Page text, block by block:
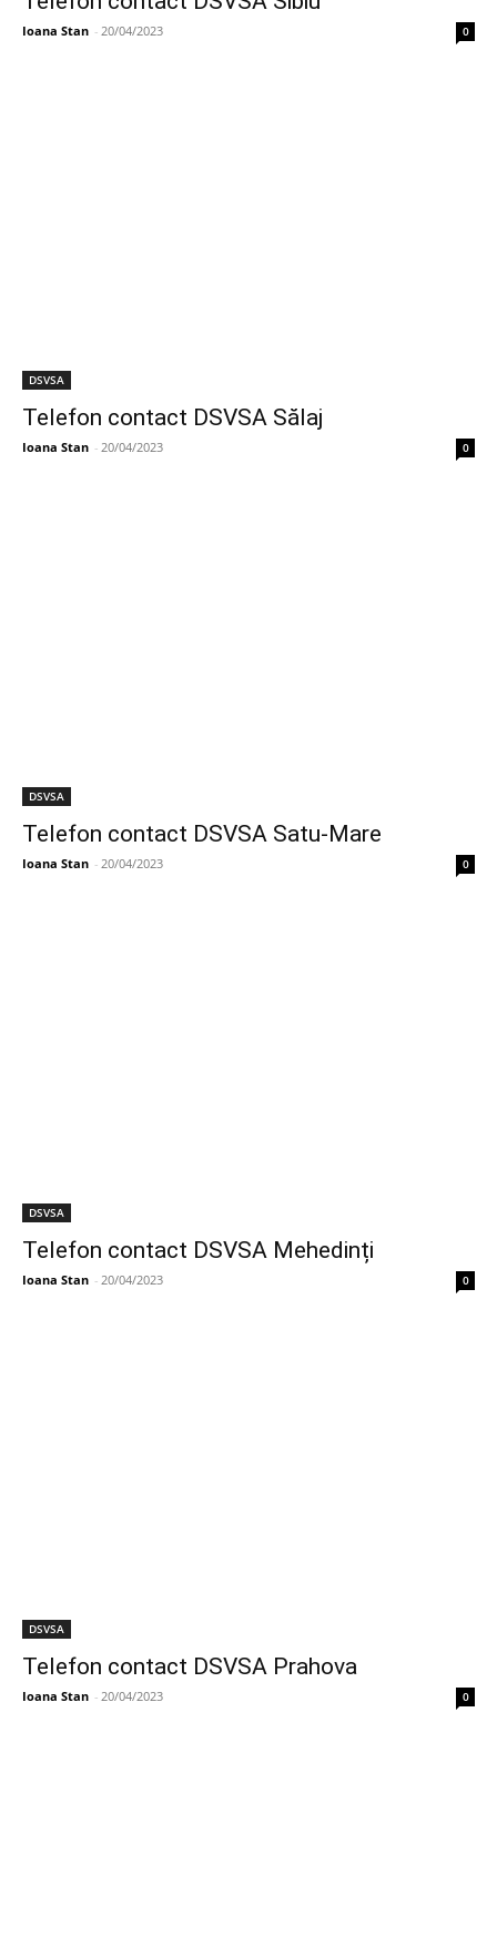
Ioana Stan - 20/04/2023 0
DSVSA
Telefon contact DSVSA Sălaj
Ioana Stan - 20/04/2023 0
DSVSA
Telefon contact DSVSA Satu-Mare
Ioana Stan - 20/04/2023 0
DSVSA
Telefon contact DSVSA Mehedinți
Ioana Stan - 20/04/2023 0
DSVSA
Telefon contact DSVSA Prahova
Ioana Stan - 20/04/2023 0